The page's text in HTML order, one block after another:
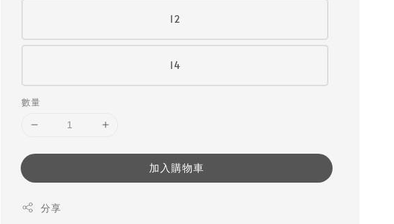
12
14
數量
加入購物車
分享